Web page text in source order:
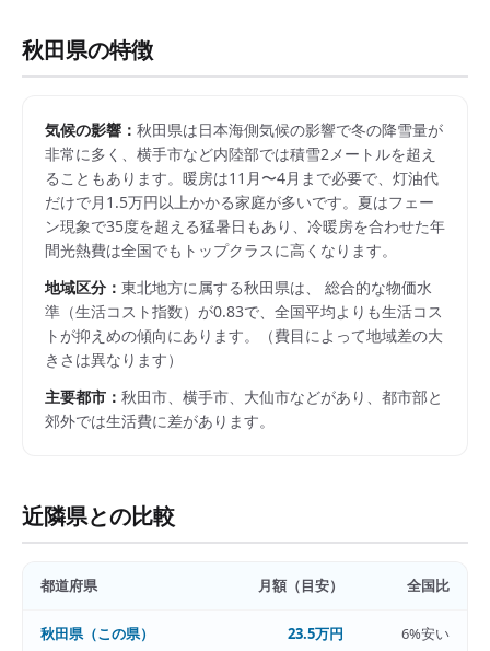
秋田県の特徴
気候の影響： 秋田県は日本海側気候の影響で冬の降雪量が
非常に多く、横手市など内陸部では積雪2メートルを超え
ることもあります。暖房は11月〜4月まで必要で、灯油代
だけで月1.5万円以上かかる家庭が多いです。夏はフェー
ン現象で35度を超える猛暑日もあり、冷暖房を合わせた年
間光熱費は全国でもトップクラスに高くなります。
地域区分： 東北地方に属する秋田県は、 総合的な物価水
準（生活コスト指数）が0.83で、 全国平均よりも生活コス
トが抑えめの傾向にあります。
（費目によって地域差の大
きさは異なります）
主要都市： 秋田市、横手市、大仙市などがあり、都市部と
郊外では生活費に差があります。
近隣県との比較
都道府県 月額（目安） 全国比
秋田県（この県） 23.5万円 6%安い